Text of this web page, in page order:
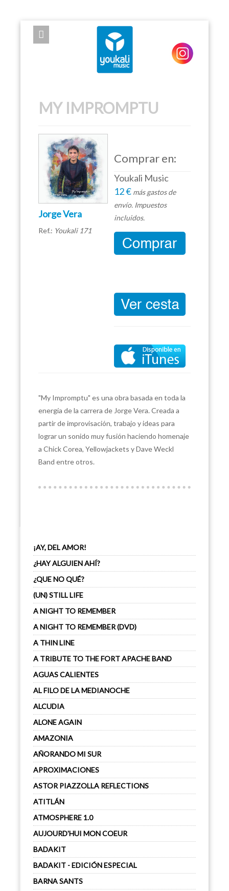
EXPOSE FRAMEWORK FOR JOOMLA 2.5 AND 3.0+
MY IMPROMPTU
Jorge Vera
Ref.: Youkali 171
Comprar en:
Youkali Music
12 € más gastos de
envío. Impuestos
incluidos.
"My Impromptu" es una obra basada en toda la
energía de la carrera de Jorge Vera. Creada a
partir de improvisación, trabajo y ideas para
lograr un sonido muy fusión haciendo homenaje
a Chick Corea, Yellowjackets y Dave Weckl
Band entre otros.
¡AY, DEL AMOR!
¿HAY ALGUIEN AHÍ?
¿QUE NO QUÉ?
(UN) STILL LIFE
A NIGHT TO REMEMBER
A NIGHT TO REMEMBER (DVD)
A THIN LINE
A TRIBUTE TO THE FORT APACHE BAND
AGUAS CALIENTES
AL FILO DE LA MEDIANOCHE
ALCUDIA
ALONE AGAIN
AMAZONIA
AÑORANDO MI SUR
APROXIMACIONES
ASTOR PIAZZOLLA REFLECTIONS
ATITLÁN
ATMOSPHERE 1.0
AUJOURD'HUI MON COEUR
BADAKIT
BADAKIT - EDICIÓN ESPECIAL
BARNA SANTS